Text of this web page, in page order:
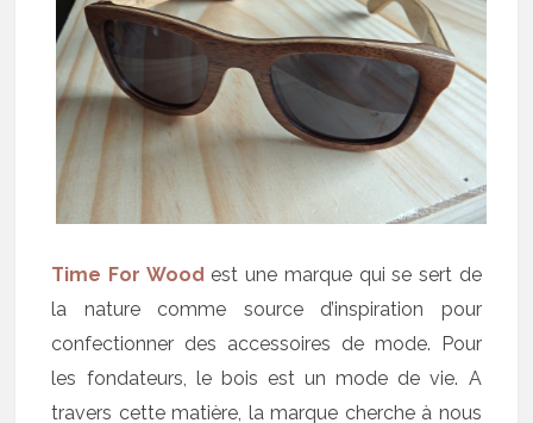
Time For Wood est une marque qui se sert de
la nature comme source d’inspiration pour
confectionner des accessoires de mode. Pour
les fondateurs, le bois est un mode de vie. A
travers cette matière, la marque cherche à nous